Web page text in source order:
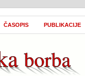
ČASOPIS PUBLIKACIJE